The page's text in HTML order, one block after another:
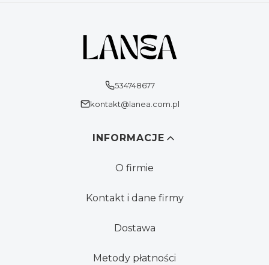
534748677
kontakt@lanea.com.pl
INFORMACJE
O firmie
Kontakt i dane firmy
Dostawa
Metody płatności